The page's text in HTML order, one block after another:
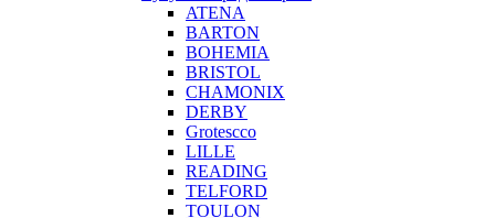
ATENA
BARTON
BOHEMIA
BRISTOL
CHAMONIX
DERBY
Grotescco
LILLE
READING
TELFORD
TOULON